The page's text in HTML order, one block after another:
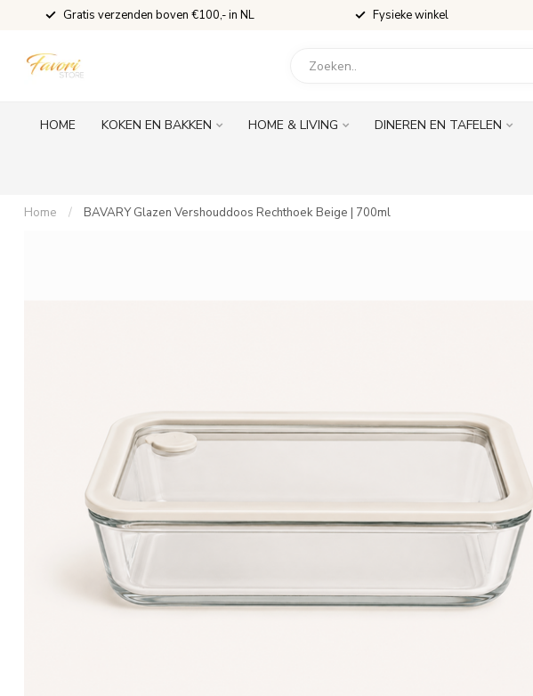
Gratis verzenden boven €100,- in NL Fysieke winkel
HOME KOKEN EN BAKKEN HOME & LIVING DINEREN EN TAFELEN
Home / BAVARY Glazen Vershouddoos Rechthoek Beige | 700ml